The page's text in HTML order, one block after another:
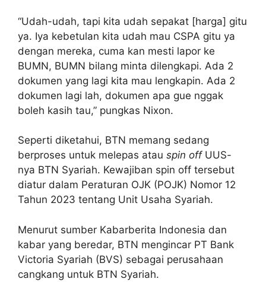
“Udah-udah, tapi kita udah sepakat [harga] gitu
ya. Iya kebetulan kita udah mau CSPA gitu ya
dengan mereka, cuma kan mesti lapor ke
BUMN, BUMN bilang minta dilengkapi. Ada 2
dokumen yang lagi kita mau lengkapin. Ada 2
dokumen lagi lah, dokumen apa gue nggak
boleh kasih tau,” pungkas Nixon.
Seperti diketahui, BTN memang sedang
berproses untuk melepas atau spin offUUS-
nya BTN Syariah. Kewajiban spin off tersebut
diatur dalam Peraturan OJK (POJK) Nomor 12
Tahun 2023 tentang Unit Usaha Syariah.
Menurut sumber Kabarberita Indonesia dan
kabar yang beredar, BTN mengincar PT Bank
Victoria Syariah (BVS) sebagai perusahaan
cangkang untuk BTN Syariah.